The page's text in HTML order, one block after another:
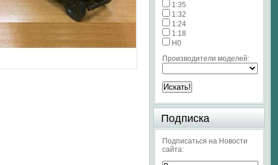
1:35
1:32
1:24
1:18
H0
Производители моделей:
Подписка
Подписаться на Новости
сайта: